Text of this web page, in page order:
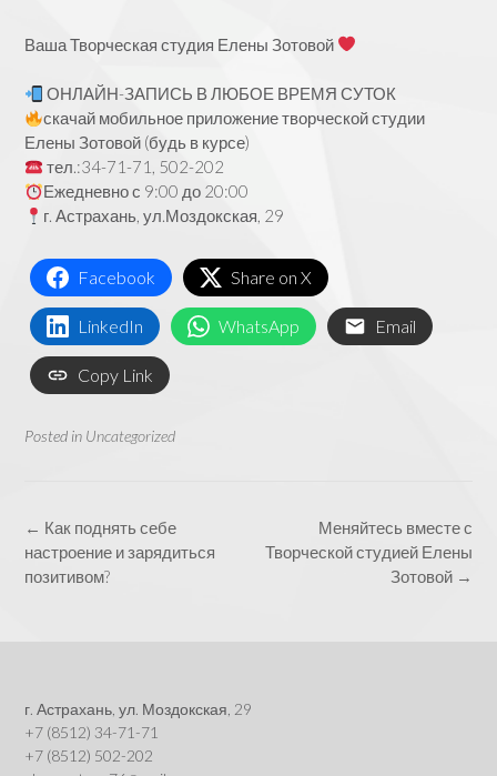
Ваша Творческая студия Елены Зотовой
ОНЛАЙН-ЗАПИСЬ В ЛЮБОЕ ВРЕМЯ СУТОК
скачай мобильное приложение творческой студии
Елены Зотовой (будь в курсе)
тел.:34-71-71, 502-202
Ежедневно с 9:00 до 20:00
г. Астрахань, ул.Моздокская, 29
Facebook Share on X
LinkedIn WhatsApp Email
Copy Link
Posted in Uncategorized
Post
navigation
Меняйтесь вместе с
Творческой студией Елены
Зотовой →
← Как поднять себе
настроение и зарядиться
позитивом?
г. Астрахань, ул. Моздокская, 29
+7 (8512) 34-71-71
+7 (8512) 502-202